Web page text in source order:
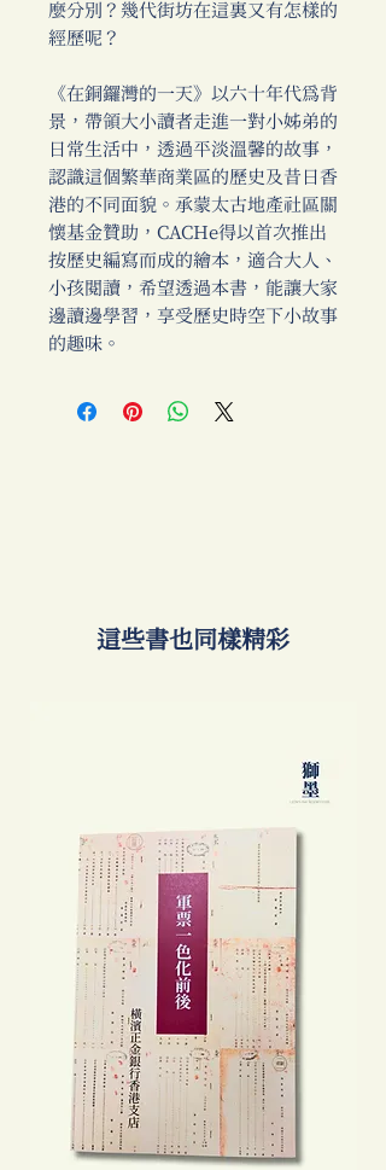
麼分別？幾代街坊在這裏又有怎樣的
經歷呢？
《在銅鑼灣的一天》以六十年代為背
景，帶領大小讀者走進一對小姊弟的
日常生活中，透過平淡溫馨的故事，
認識這個繁華商業區的歷史及昔日香
港的不同面貌。承蒙太古地產社區關
懷基金贊助，CACHe得以首次推出
按歷史編寫而成的繪本，適合大人、
小孩閱讀，希望透過本書，能讓大家
邊讀邊學習，享受歷史時空下小故事
的趣味。
​這些書也同樣精彩